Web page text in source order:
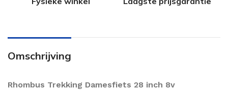
Omschrijving
Rhombus Trekking Damesfiets 28 inch 8v